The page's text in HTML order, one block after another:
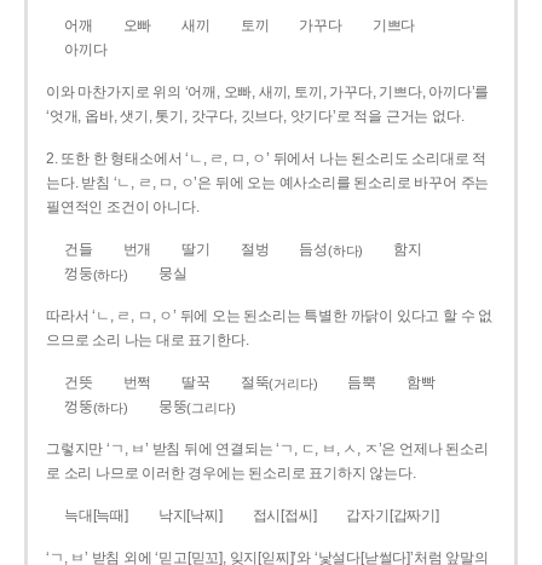
어깨 오빠 새끼 토끼 가꾸다
기쁘다
아끼다
이와 마찬가지로 위의 ‘어깨, 오빠, 새끼, 토끼, 가꾸다, 기쁘다, 아끼다’를
‘엇개, 옵바, 샛기, 톳기, 갓구다, 깃브다, 앗기다’로 적을 근거는 없다.
2. 또한 한 형태소에서 ‘ㄴ, ㄹ, ㅁ, ㅇ’ 뒤에서 나는 된소리도 소리대로 적
는다. 받침 ‘ㄴ, ㄹ, ㅁ, ㅇ’은 뒤에 오는 예사소리를 된소리로 바꾸어 주는
필연적인 조건이 아니다.
건들 번개 딸기 절벙 듬성(하다)
함지
껑둥(하다) 뭉실
따라서 ‘ㄴ, ㄹ, ㅁ, ㅇ’ 뒤에 오는 된소리는 특별한 까닭이 있다고 할 수 없
으므로 소리 나는 대로 표기한다.
건뜻 번쩍 딸꾹 절뚝(거리다) 듬뿍
함빡
껑뚱(하다) 뭉뚱(그리다)
그렇지만 ‘ㄱ, ㅂ’ 받침 뒤에 연결되는 ‘ㄱ, ㄷ, ㅂ, ㅅ, ㅈ’은 언제나 된소리
로 소리 나므로 이러한 경우에는 된소리로 표기하지 않는다.
늑대[늑때] 낙지[낙찌] 접시[접씨] 갑자기[갑짜기]
‘ㄱ, ㅂ’ 받침 외에 ‘믿고[믿꼬], 잊지[읻찌]’와 ‘낯설다[낟썰다]’처럼 앞말의